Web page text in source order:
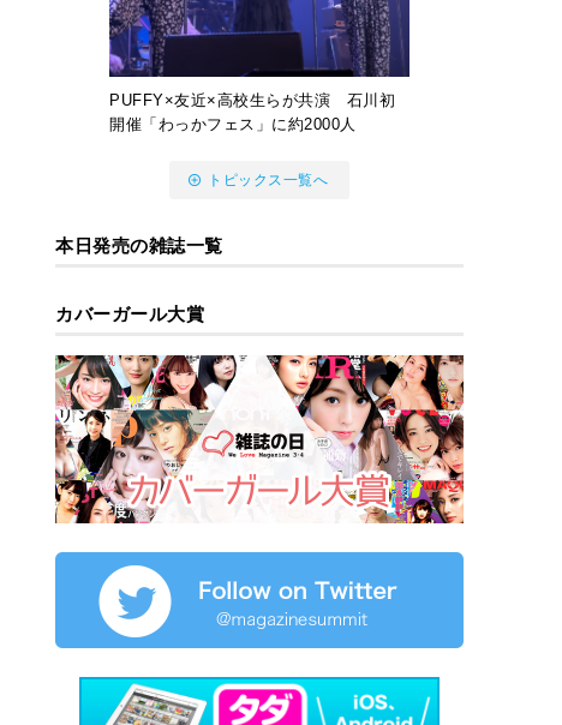
PUFFY×友近×高校生らが共演 石川初
開催「わっかフェス」に約2000人
トピックス一覧へ
本日発売の雑誌一覧
カバーガール大賞